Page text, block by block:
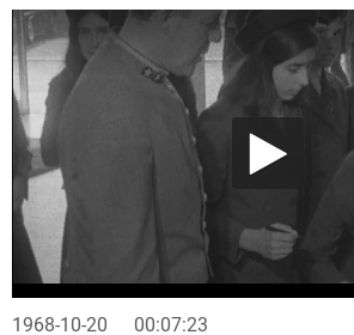
1968-10-20 00:07:23